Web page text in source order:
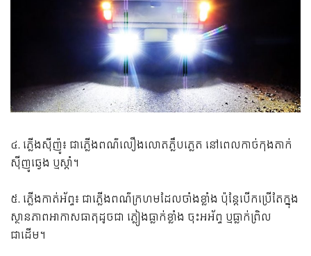
៤. ភ្លើងស៊ីញ៉ូ៖ ជាភ្លើងពណ៌លឿងលោតភ្លឹបភ្លេត នៅពេលកាច់កុងតាក់
ស៊ីញូឆ្វេង ឬស្តាំ។
៥. ភ្លើងកាត់អ័ព្ទ៖ ជាភ្លើងពណ៌ក្រហមដែលចាំងខ្លាំង ប៉ុន្តែបើកប្រើតែក្នុង
ស្ថានភាពអាកាសធាតុដូចជា ភ្លៀងធ្លាក់ខ្លាំង ចុះអអ័ព្ទ ឬធ្លាក់ព្រិល
ជាដើម។